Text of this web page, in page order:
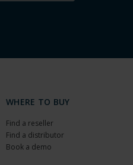
WHERE TO BUY
Find a reseller
Find a distributor
Book a demo